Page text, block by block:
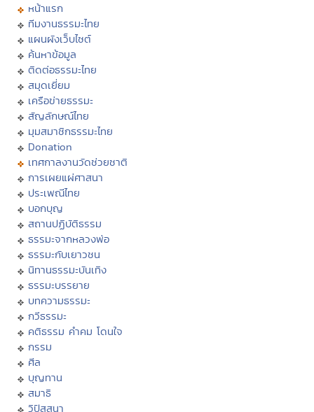
หน้าแรก
ทีมงานธรรมะไทย
แผนผังเว็บไซต์
ค้นหาข้อมูล
ติดต่อธรรมะไทย
สมุดเยี่ยม
เครือข่ายธรรมะ
สัญลักษณ์ไทย
มุมสมาชิกธรรมะไทย
Donation
เทศกาลงานวัดช่วยชาติ
การเผยแผ่ศาสนา
ประเพณีไทย
บอกบุญ
สถานปฏิบัติธรรม
ธรรมะจากหลวงพ่อ
ธรรมะกับเยาวชน
นิทานธรรมะบันเทิง
ธรรมะบรรยาย
บทความธรรมะ
กวีธรรมะ
คติธรรม คำคม โดนใจ
กรรม
ศีล
บุญทาน
สมาธิ
วิปัสสนา